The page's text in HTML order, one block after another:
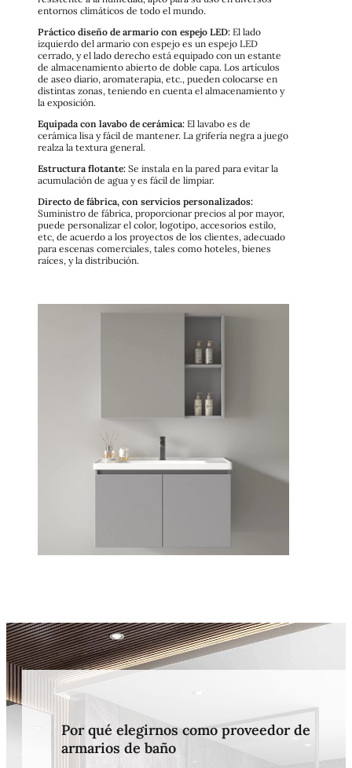
entornos climáticos de todo el mundo.
Práctico diseño de armario con espejo LED: El lado
izquierdo del armario con espejo es un espejo LED
cerrado, y el lado derecho está equipado con un estante
de almacenamiento abierto de doble capa. Los artículos
de aseo diario, aromaterapia, etc., pueden colocarse en
distintas zonas, teniendo en cuenta el almacenamiento y
la exposición.
Equipada con lavabo de cerámica: El lavabo es de
cerámica lisa y fácil de mantener. La grifería negra a juego
realza la textura general.
Estructura flotante: Se instala en la pared para evitar la
acumulación de agua y es fácil de limpiar.
Directo de fábrica, con servicios personalizados:
Suministro de fábrica, proporcionar precios al por mayor,
puede personalizar el color, logotipo, accesorios estilo,
etc, de acuerdo a los proyectos de los clientes, adecuado
para escenas comerciales, tales como hoteles, bienes
raíces, y la distribución.
Por qué elegirnos como proveedor de
armarios de baño